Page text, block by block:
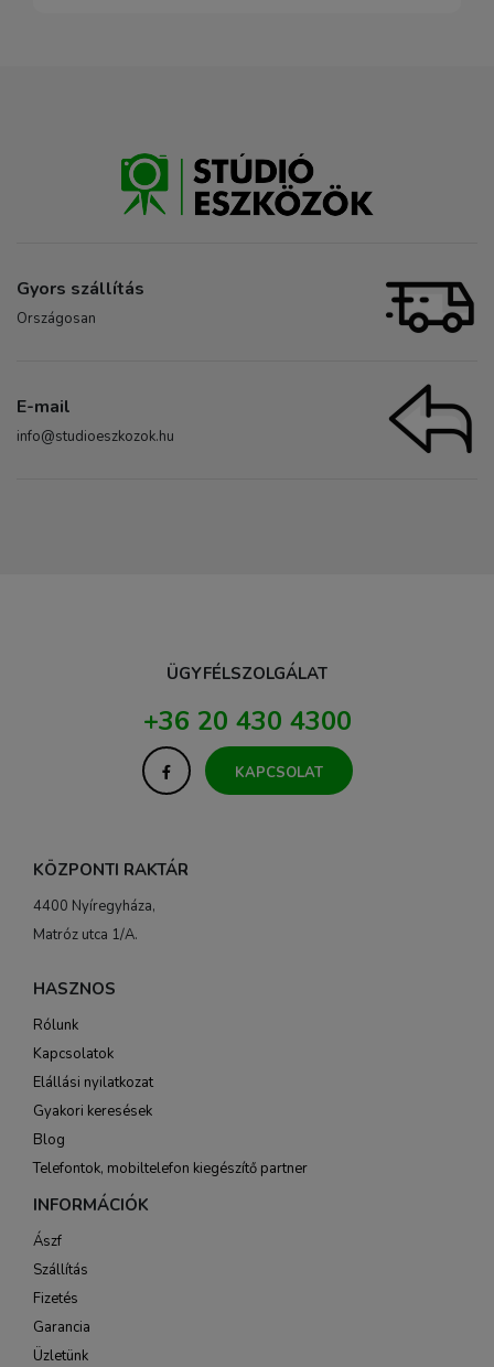
Gyors szállítás
Országosan
E-mail
info@studioeszkozok.hu
ÜGYFÉLSZOLGÁLAT
+36 20 430 4300
KAPCSOLAT
KÖZPONTI RAKTÁR
4400 Nyíregyháza,
Matróz utca 1/A.
HASZNOS
Rólunk
Kapcsolatok
Elállási nyilatkozat
Gyakori keresések
Blog
Telefontok, mobiltelefon kiegészítő partner
INFORMÁCIÓK
Ászf
Szállítás
Fizetés
Garancia
Üzletünk